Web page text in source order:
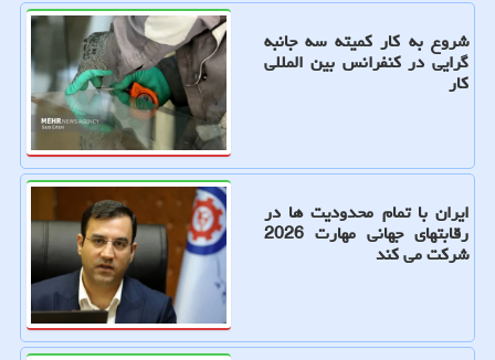
شروع به کار کمیته سه جانبه
گرایی در کنفرانس بین المللی
کار
ایران با تمام محدودیت ها در
رقابتهای جهانی مهارت 2026
شرکت می کند